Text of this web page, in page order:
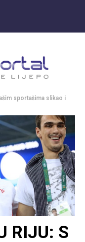
sportašima slikao i
RIJU: S